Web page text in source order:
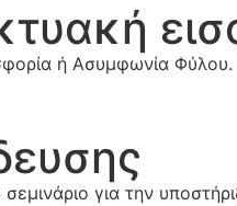
ή Ασυμφωνία Φύλου.
σεμινάριο για την